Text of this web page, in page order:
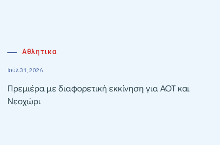
Αθλητικα
Ιούλ 31, 2026
Πρεμιέρα με διαφορετική εκκίνηση για ΑΟΤ και
Νεοχώρι